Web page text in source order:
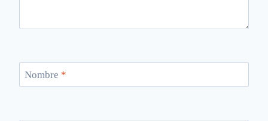
Nombre *